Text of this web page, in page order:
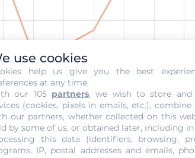
du gramme d’or sur
En 10 ans, l’augmentation est
investissements. C’est un bon
use cookies
help us give you the best
at any time.
our 105 partners, we wish to store and
(cookies, pixels in emails, etc.),
our partners, whether collected on this
by some of us, or obtained later, including
this data (identifiers, browsing,
IP, postal addresses and emails,